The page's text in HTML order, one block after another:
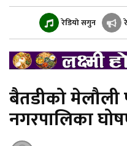
रेडियो सगुन
बैतडीको मेलौली
नगरपालिका